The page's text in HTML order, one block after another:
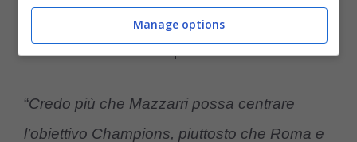
sua opinione in merito in un’intervista ai
microfoni di ‘Radio Napoli Centrale’.
“Credo più che Mazzarri possa centrare
l’obiettivo Champions, piuttosto che Roma e
Manage options